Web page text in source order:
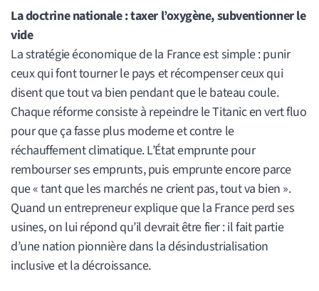
La doctrine nationale : taxer l’oxygène, subventionner le
vide
La stratégie économique de la France est simple : punir
ceux qui font tourner le pays et récompenser ceux qui
disent que tout va bien pendant que le bateau coule.
Chaque réforme consiste à repeindre le Titanic en vert fluo
pour que ça fasse plus moderne et contre le
réchauffement climatique. L’État emprunte pour
rembourser ses emprunts, puis emprunte encore parce
que « tant que les marchés ne crient pas, tout va bien ».
Quand un entrepreneur explique que la France perd ses
usines, on lui répond qu’il devrait être fier : il fait partie
d’une nation pionnière dans la désindustrialisation
inclusive et la décroissance.